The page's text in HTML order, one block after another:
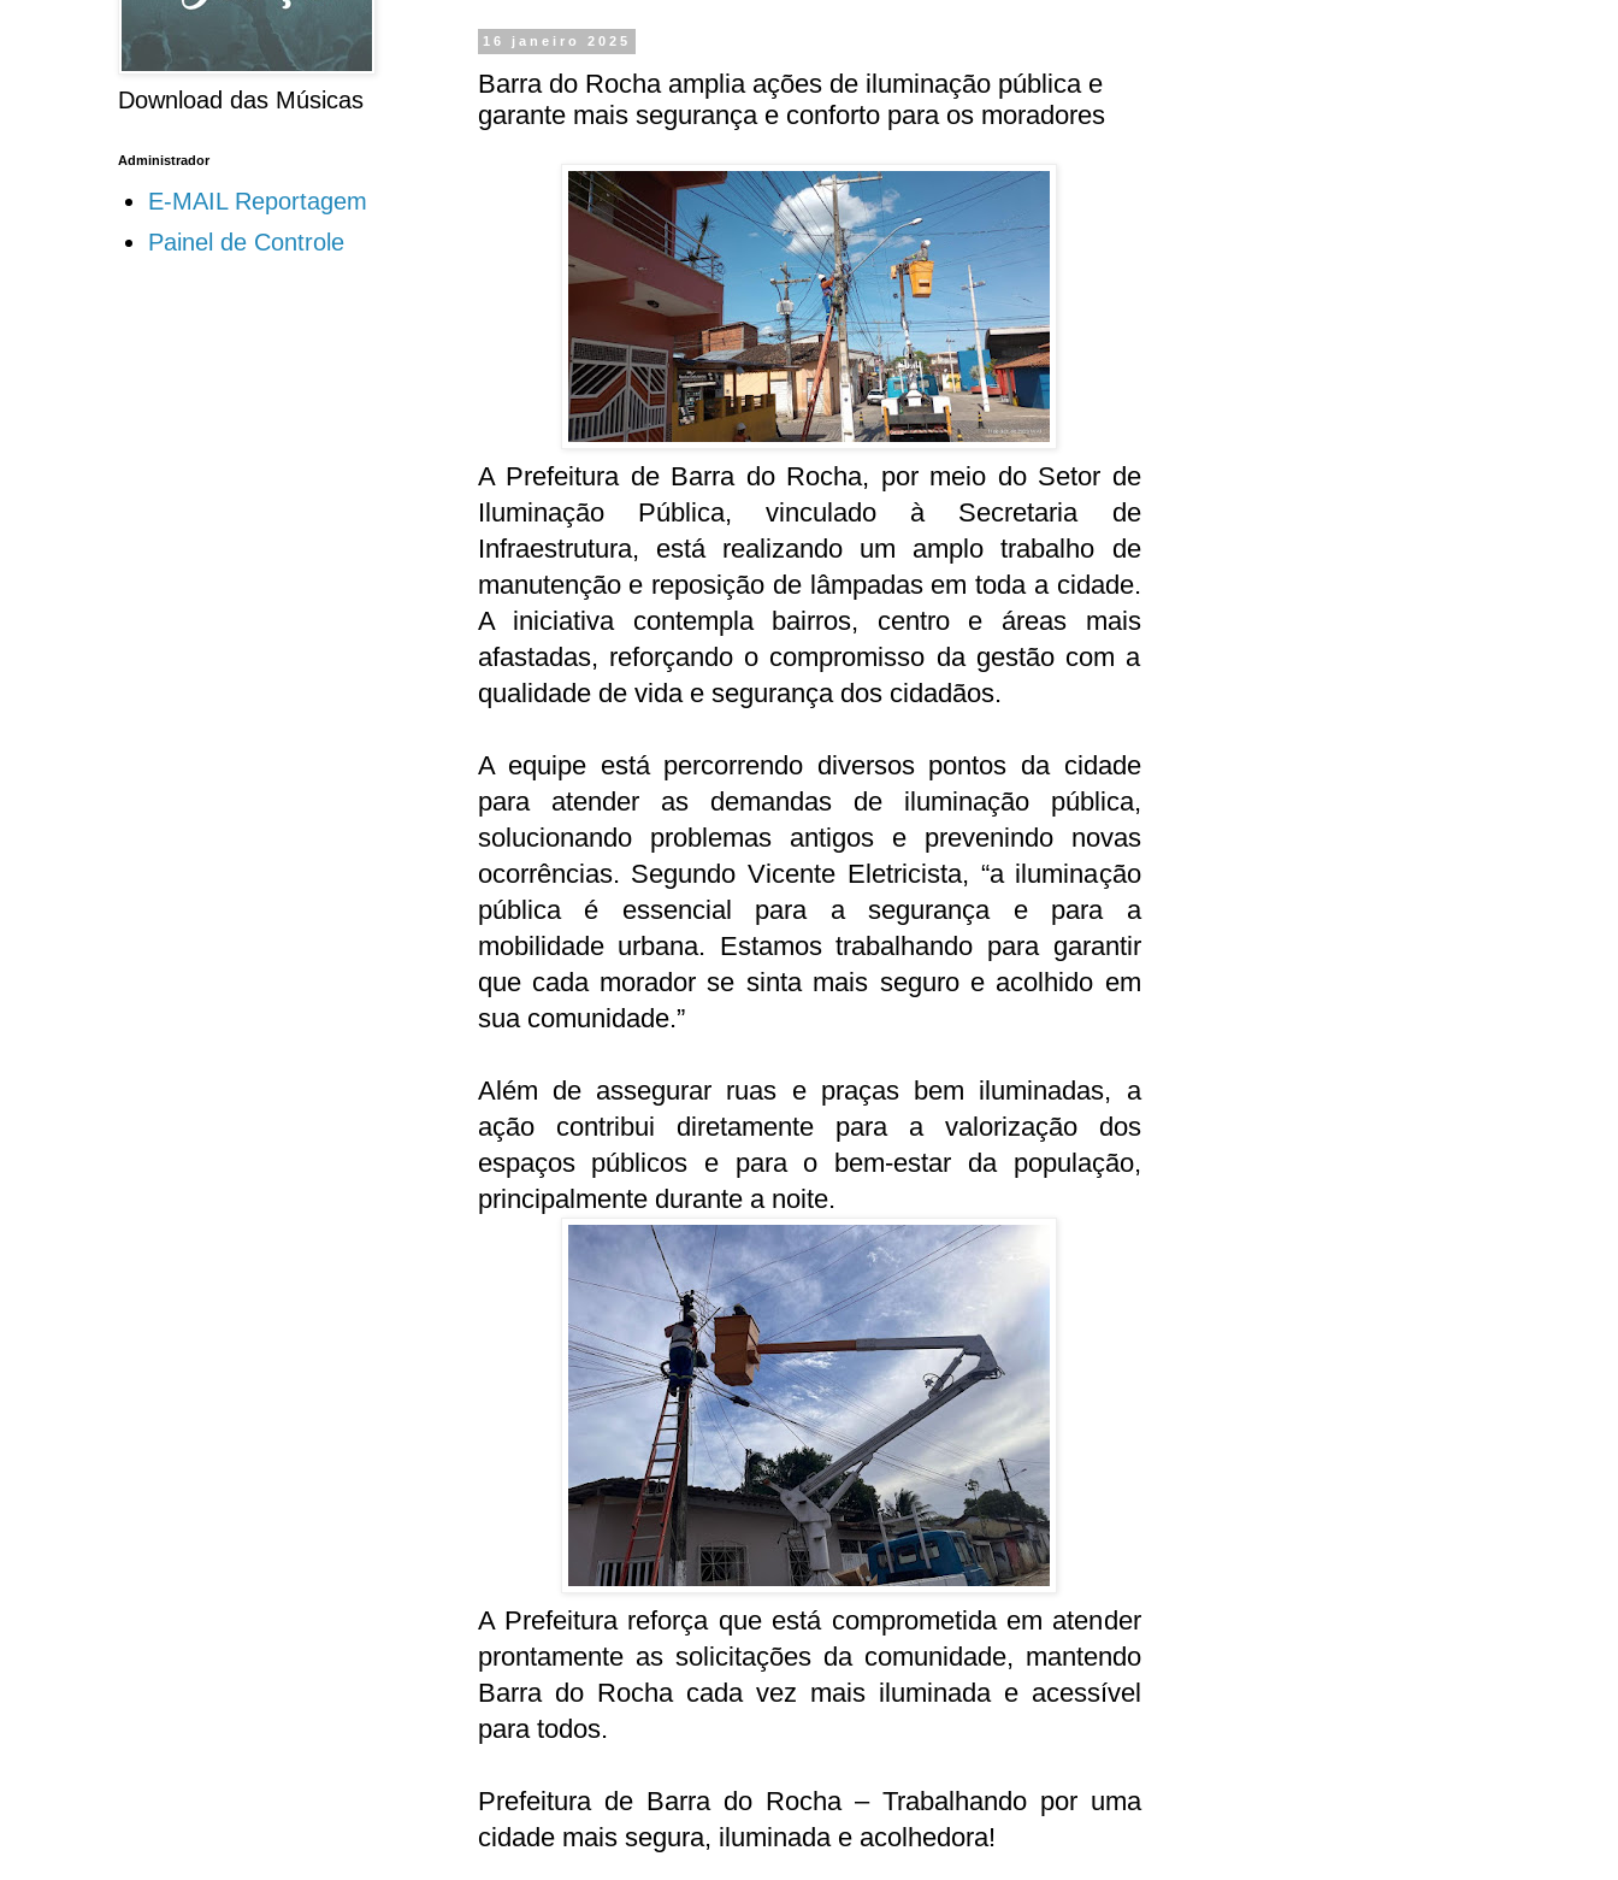
16 janeiro 2025
Barra do Rocha amplia ações de iluminação pública e
garante mais segurança e conforto para os moradores
A Prefeitura de Barra do Rocha, por meio do Setor de
Iluminação Pública, vinculado à Secretaria de
Infraestrutura, está realizando um amplo trabalho de
manutenção e reposição de lâmpadas em toda a cidade.
A iniciativa contempla bairros, centro e áreas mais
afastadas, reforçando o compromisso da gestão com a
qualidade de vida e segurança dos cidadãos.
A equipe está percorrendo diversos pontos da cidade
para atender as demandas de iluminação pública,
solucionando problemas antigos e prevenindo novas
ocorrências. Segundo Vicente Eletricista, “a iluminação
pública é essencial para a segurança e para a
mobilidade urbana. Estamos trabalhando para garantir
que cada morador se sinta mais seguro e acolhido em
sua comunidade.”
Além de assegurar ruas e praças bem iluminadas, a
ação contribui diretamente para a valorização dos
espaços públicos e para o bem-estar da população,
principalmente durante a noite.
A Prefeitura reforça que está comprometida em atender
prontamente as solicitações da comunidade, mantendo
Barra do Rocha cada vez mais iluminada e acessível
para todos.
Prefeitura de Barra do Rocha – Trabalhando por uma
cidade mais segura, iluminada e acolhedora!
Download das Músicas
Administrador
E-MAIL Reportagem
Painel de Controle